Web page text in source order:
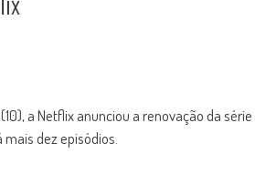
a Netflix anunciou a renovação da série
dez episódios.